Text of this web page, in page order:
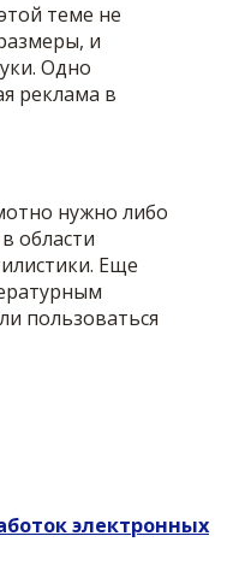
теме не
и
Одно
реклама в
нужно либо
области
Еще
пользоваться
электронных